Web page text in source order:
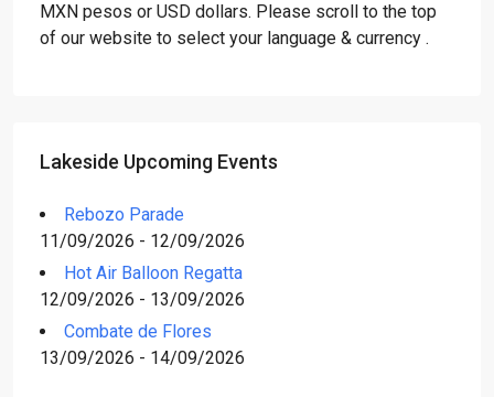
MXN pesos or USD dollars. Please scroll to the top
of our website to select your language & currency .
Lakeside Upcoming Events
Rebozo Parade
11/09/2026 - 12/09/2026
Hot Air Balloon Regatta
12/09/2026 - 13/09/2026
Combate de Flores
13/09/2026 - 14/09/2026